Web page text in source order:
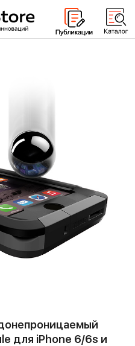
для iPhone 6/6s и